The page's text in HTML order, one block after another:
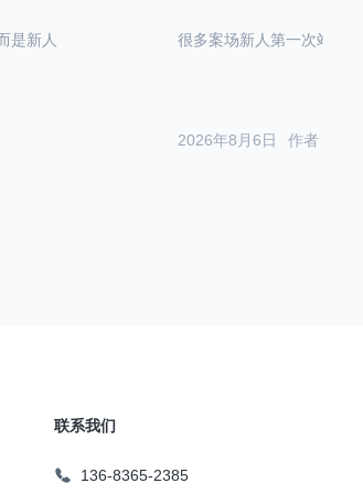
是新人
作者：销
2026年8月6日
很多案场新人第一次站在
联系我们
136-8365-2385